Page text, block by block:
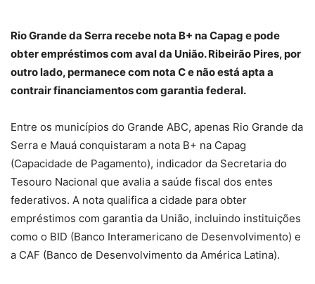
Rio Grande da Serra recebe nota B+ na Capag e pode
obter empréstimos com aval da União.Ribeirão Pires, por
outro lado, permanece com nota C e não está apta a
contrair financiamentos com garantia federal.
Entre os municípios do Grande ABC, apenas Rio Grande da
Serra e Mauá conquistaram a nota B+ na Capag
(Capacidade de Pagamento), indicador da Secretaria do
Tesouro Nacional que avalia a saúde fiscal dos entes
federativos. A nota qualifica a cidade para obter
empréstimos com garantia da União, incluindo instituições
como o BID (Banco Interamericano de Desenvolvimento) e
a CAF (Banco de Desenvolvimento da América Latina).